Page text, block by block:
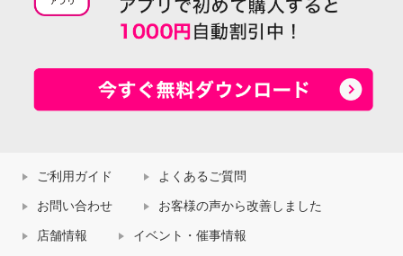
ご利用ガイド よくあるご質問
お問い合わせ お客様の声から改善しました
店舗情報 イベント・催事情報